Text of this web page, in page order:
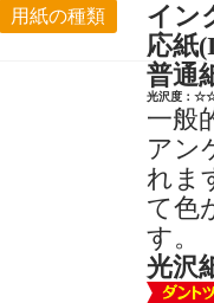
用紙の種類
イン
応紙
普通
光沢度：
一般
アン
れま
て色
す。
光沢